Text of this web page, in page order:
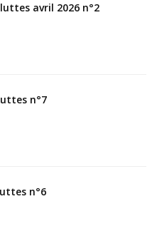
luttes avril 2026 n°2
n°7
n°6